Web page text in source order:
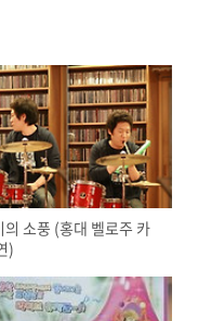
의 소풍 (홍대 벨로주 카
)